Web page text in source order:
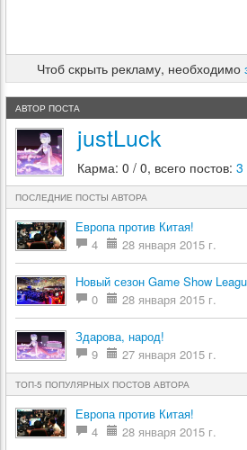
Чтоб скрыть рекламу, необходимо
АВТОР ПОСТА
justLuck
Карма: 0 / 0, всего постов: 3
ПОСЛЕДНИЕ ПОСТЫ АВТОРА
Европа против Китая!
4
28 января 2015 г.
Новый сезон Game Show
0
28 января 2015 г.
Здарова, народ!
9
27 января 2015 г.
ТОП-5 ПОПУЛЯРНЫХ ПОСТОВ АВТОРА
Европа против Китая!
4
28 января 2015 г.